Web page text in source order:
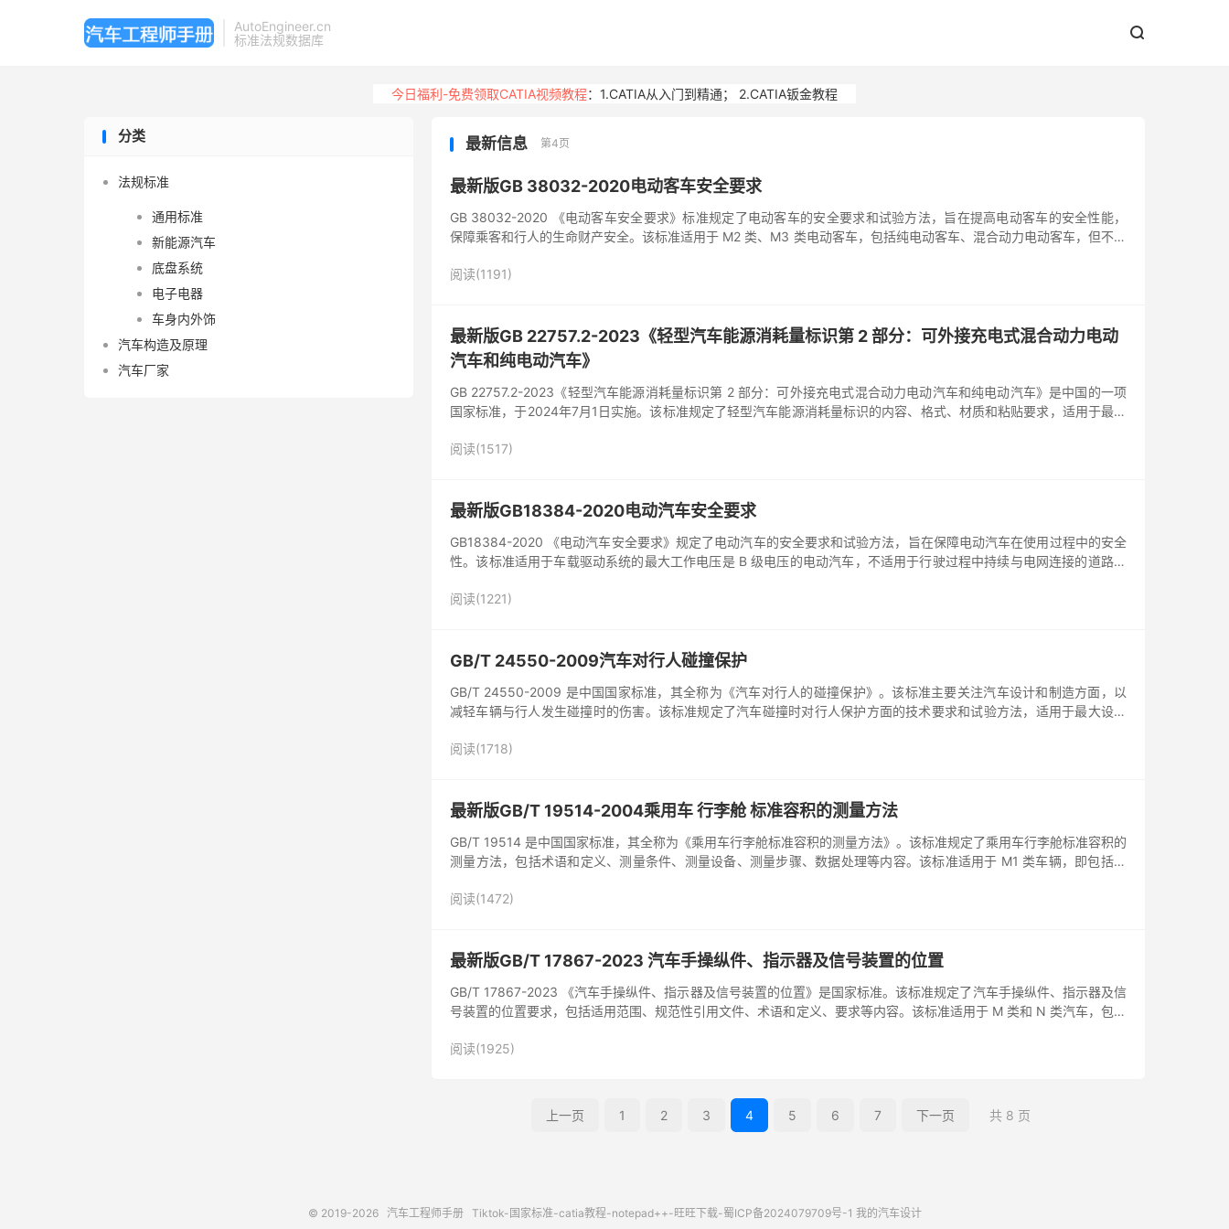
AutoEngineer.cn
标准法规数据库

今日福利-免费领取CATIA视频教程： 1.CATIA从入门到精通； 2.CATIA钣金教程
最新信息 第4页
最新版GB 38032-2020电动客车安全要求
GB 38032-2020 《电动客车安全要求》标准规定了电动客车的安全要求和试验方法，旨在提高电动客车的安全性能，
保障乘客和行人的生命财产安全。该标准适用于 M2 类、M3 类电动客车，包括纯电动客车、混合动力电动客车，但不适
阅读(1191)
最新版GB 22757.2-2023《轻型汽车能源消耗量标识第 2 部分：可外接充电式混合动力电动
汽车和纯电动汽车》
GB 22757.2-2023《轻型汽车能源消耗量标识第 2 部分：可外接充电式混合动力电动汽车和纯电动汽车》是中国的一项
国家标准，于2024年7月1日实施。该标准规定了轻型汽车能源消耗量标识的内容、格式、材质和粘贴要求，适用于最大
阅读(1517)
最新版GB18384-2020电动汽车安全要求
GB18384-2020 《电动汽车安全要求》规定了电动汽车的安全要求和试验方法，旨在保障电动汽车在使用过程中的安全
性。该标准适用于车载驱动系统的最大工作电压是 B 级电压的电动汽车，不适用于行驶过程中持续与电网连接的道路车
阅读(1221)
GB/T 24550-2009汽车对行人碰撞保护
GB/T 24550-2009 是中国国家标准，其全称为《汽车对行人的碰撞保护》。该标准主要关注汽车设计和制造方面，以
减轻车辆与行人发生碰撞时的伤害。该标准规定了汽车碰撞时对行人保护方面的技术要求和试验方法，适用于最大设计
阅读(1718)
最新版GB/T 19514-2004乘用车 行李舱 标准容积的测量方法
GB/T 19514 是中国国家标准，其全称为《乘用车行李舱标准容积的测量方法》。该标准规定了乘用车行李舱标准容积的
测量方法，包括术语和定义、测量条件、测量设备、测量步骤、数据处理等内容。该标准适用于 M1 类车辆，即包括驾
阅读(1472)
最新版GB/T 17867-2023 汽车手操纵件、指示器及信号装置的位置
GB/T 17867-2023 《汽车手操纵件、指示器及信号装置的位置》是国家标准。该标准规定了汽车手操纵件、指示器及信
号装置的位置要求，包括适用范围、规范性引用文件、术语和定义、要求等内容。该标准适用于 M 类和 N 类汽车，包括
阅读(1925)
上一页 1 2 3 4 5 6 7 下一页 共 8 页
分类
法规标准
通用标准
新能源汽车
底盘系统
电子电器
车身内外饰
汽车构造及原理
汽车厂家
© 2019-2026 汽车工程师手册 Tiktok- 国家标准-catia教程-notepad++-旺旺下载-蜀ICP备2024079709号-1 我的汽车设计